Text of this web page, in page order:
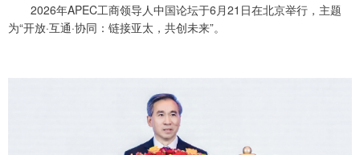
2026年APEC工商领导人中国论坛于6月21日在北京举行，主题
为“开放·互通·协同：链接亚太，共创未来”。